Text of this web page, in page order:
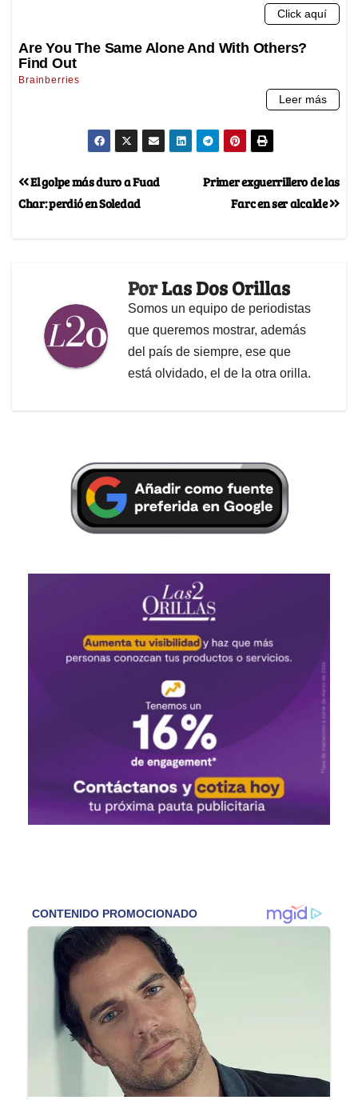
Primer exguerrillero de las
Farc en ser alcalde
El golpe más duro a Fuad
Char: perdió en Soledad
PorLas Dos Orillas
Somos un equipo de periodistas
que queremos mostrar, además
del país de siempre, ese que
está olvidado, el de la otra orilla.